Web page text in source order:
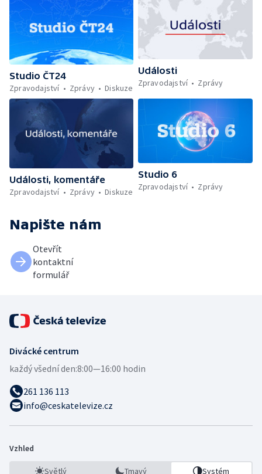
Studio ČT24
Zpravodajství
Zprávy Diskuze
Události
Zpravodajství
Zprávy
Události, komentáře
Zpravodajství
Zprávy Diskuze
Studio 6
Zpravodajství
Zprávy
Napište nám
Otevřít
kontaktní
formulář
Divácké centrum
každý všední den:8:00—16:00 hodin
261 136 113
info@ceskatelevize.cz
Vzhled
Světlý Tmavý Systém